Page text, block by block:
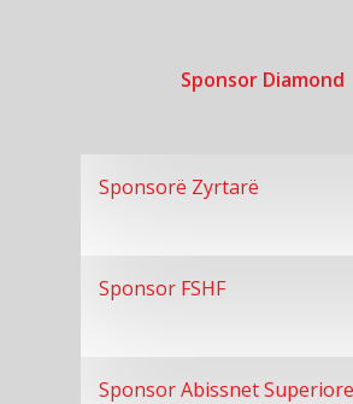
Sponsor Diamond
Sponsorë Zyrtarë
Sponsor FSHF
Sponsor Abissnet Superiore